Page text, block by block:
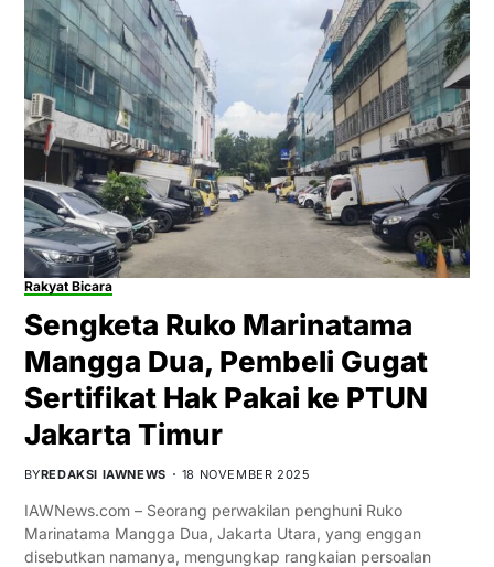
Rakyat Bicara
Sengketa Ruko Marinatama
Mangga Dua, Pembeli Gugat
Sertifikat Hak Pakai ke PTUN
Jakarta Timur
BYREDAKSI IAWNEWS 18 NOVEMBER 2025
IAWNews.com – Seorang perwakilan penghuni Ruko
Marinatama Mangga Dua, Jakarta Utara, yang enggan
disebutkan namanya, mengungkap rangkaian persoalan